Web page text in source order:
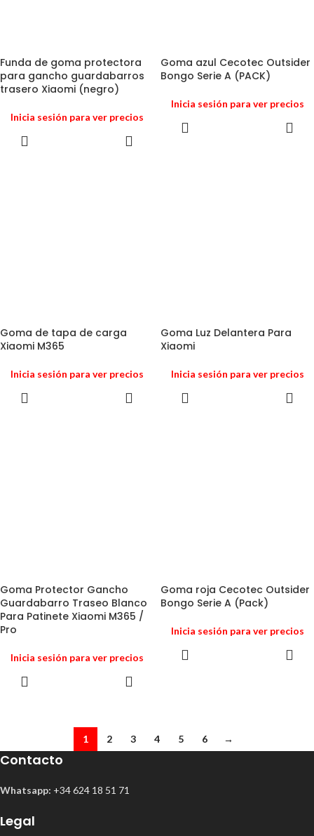
Funda de goma protectora
para gancho guardabarros
trasero Xiaomi (negro)
Inicia sesión para ver precios
Goma azul Cecotec Outsider
Bongo Serie A (PACK)
Inicia sesión para ver precios
Goma de tapa de carga
Xiaomi M365
Inicia sesión para ver precios
Goma Luz Delantera Para
Xiaomi
Inicia sesión para ver precios
Goma Protector Gancho
Guardabarro Traseo Blanco
Para Patinete Xiaomi M365 /
Pro
Inicia sesión para ver precios
Goma roja Cecotec Outsider
Bongo Serie A (Pack)
Inicia sesión para ver precios
1 2 3 4 5 6 →
Contacto
Whatsapp: +34 624 18 51 71
Legal